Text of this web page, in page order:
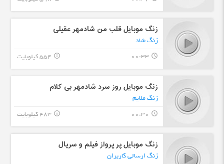
زنگ موبایل قلب من شادمهر عقیلی
زنگ شاد
query_builder
00:33 554 کیلوبایت info_outline
زنگ موبایل روز سرد شادمهر بی کلام
زنگ ملایم
query_builder
00:30 483 کیلوبایت info_outline
زنگ موبایل پر پرواز فیلم و سریال
زنگ ارسالی کاربران